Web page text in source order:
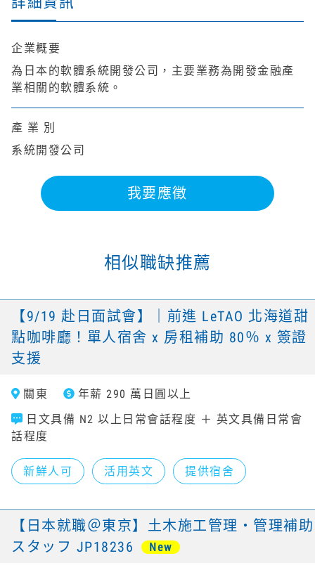
企業概要
為日本的軟體系統開發公司，主要業務為開發金融產
業相關的軟體系統。
產 業 別
系統開發公司
我要應徵
相似職缺推薦
【9/19 赴日面試會】｜前進 LeTAO 北海道甜
點咖啡廳！單人宿舍 x 房租補助 80％ x 簽證
支援
關東
年薪 290 萬日圓以上
日文具備 N2 以上日常會話程度 ＋ 英文具備日常會
話程度
新鮮人可 活用英文 提供宿舍
【日本就職＠東京】土木施工管理・管理補助
スタッフ JP18236
New